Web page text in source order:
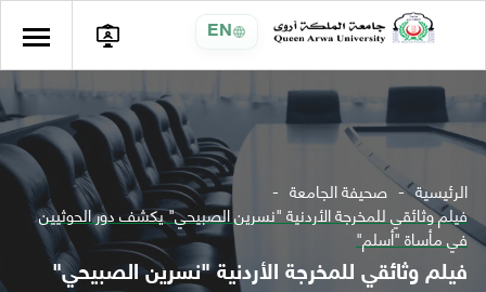
EN
الرئيسية صحيفة الجامعة
فيلم وثائقي للمخرجة الأردنية "نسرين الصبيحي" يكشف دور الحوثيين
في مأساة "أسلم"
فيلم وثائقي للمخرجة الأردنية "نسرين الصبيحي"